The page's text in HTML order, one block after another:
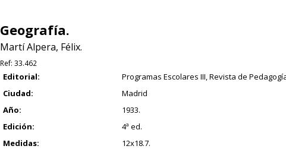
Geografía.
Martí Alpera, Félix.
Ref: 33.462
Editorial:
Programas Escolares III, Revista de
Ciudad:
Madrid
Año:
1933.
Edición:
4ª ed.
Medidas:
12x18.7.